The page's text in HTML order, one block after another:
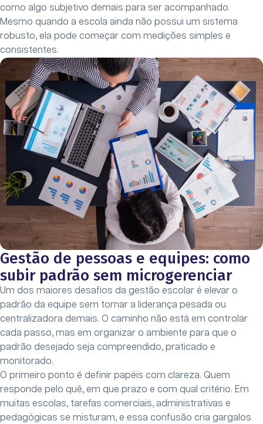
como algo subjetivo demais para ser acompanhado.
Mesmo quando a escola ainda não possui um sistema
robusto, ela pode começar com medições simples e
consistentes.
Gestão de pessoas e equipes: como
subir padrão sem microgerenciar
Um dos maiores desafios da gestão escolar é elevar o
padrão da equipe sem tornar a liderança pesada ou
centralizadora demais. O caminho não está em controlar
cada passo, mas em organizar o ambiente para que o
padrão desejado seja compreendido, praticado e
monitorado.
O primeiro ponto é definir papéis com clareza. Quem
responde pelo quê, em que prazo e com qual critério. Em
muitas escolas, tarefas comerciais, administrativas e
pedagógicas se misturam, e essa confusão cria gargalos